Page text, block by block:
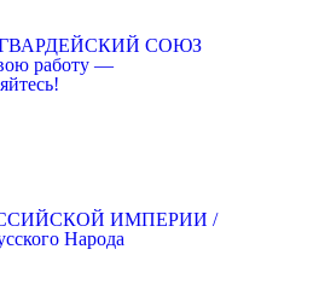
ГВАРДЕЙСКИЙ СОЮЗ
работу —
ИМПЕРИИ /
Народа